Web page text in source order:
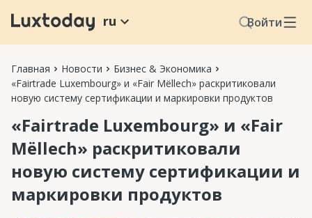
Войти
ru
Главная Новости
Бизнес & Экономика
«Fairtrade Luxembourg» и «Fair Mëllech» раскритиковали
новую систему сертификации и маркировки продуктов
«Fairtrade Luxembourg» и «Fair
Mëllech» раскритиковали
новую систему сертификации и
маркировки продуктов